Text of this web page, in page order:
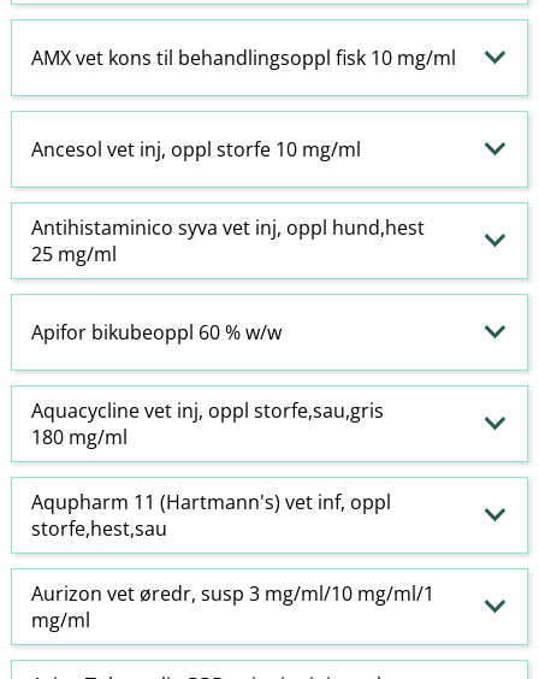
AMX vet kons til behandlingsoppl fisk 10 mg/ml
Ancesol vet inj, oppl storfe 10 mg/ml
Antihistaminico syva vet inj, oppl hund,hest
25 mg/ml
Apifor bikubeoppl 60 % w​/​w
Aquacycline vet inj, oppl storfe,sau,gris
180 mg/ml
Aqupharm 11 (Hartmann's) vet inf, oppl
storfe,hest,sau
Aurizon vet øredr, susp 3 mg/ml/10 mg/ml/1
mg/ml